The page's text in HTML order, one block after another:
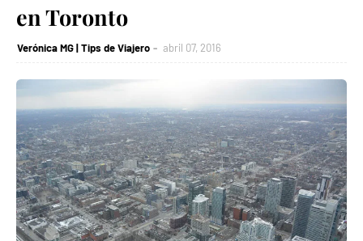
en Toronto
Verónica MG | Tips de Viajero abril 07, 2016